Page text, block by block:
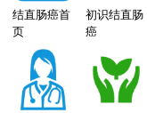
结直肠癌首
页
初识结直肠
癌